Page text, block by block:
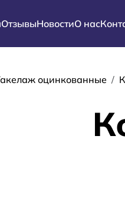
ОтзывыНовостиО нас
оцинкованные